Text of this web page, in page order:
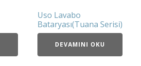
Uso Lavabo
Bataryası(Tuana Serisi)
DEVAMINI OKU